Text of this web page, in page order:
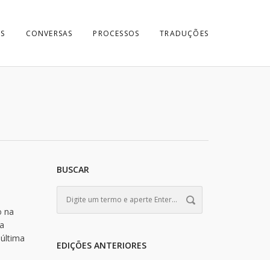
CONVERSAS PROCESSOS TRADUÇÕES
na
BUSCAR
EDIÇÕES ANTERIORES